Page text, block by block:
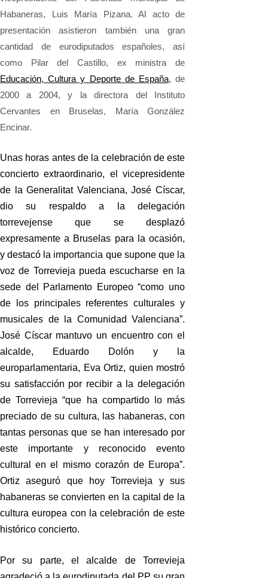
Habaneras, Luis María Pizana. Al acto de
presentación asistieron también una gran
cantidad de eurodiputados españoles, así
como Pilar del Castillo, ex ministra de
Educación, Cultura y Deporte de España, de
2000 a 2004, y la directora del Instituto
Cervantes en Bruselas, María González
Encinar.
Unas horas antes de la celebración de este
concierto extraordinario, el vicepresidente
de la Generalitat Valenciana, José Císcar,
dio su respaldo a la delegación
torrevejense que se desplazó
expresamente a Bruselas para la ocasión,
y destacó la importancia que supone que la
voz de Torrevieja pueda escucharse en la
sede del Parlamento Europeo “como uno
de los principales referentes culturales y
musicales de la Comunidad Valenciana”.
José Císcar mantuvo un encuentro con el
alcalde, Eduardo Dolón y la
europarlamentaria, Eva Ortiz, quien mostró
su satisfacción por recibir a la delegación
de Torrevieja “que ha compartido lo más
preciado de su cultura, las habaneras, con
tantas personas que se han interesado por
este importante y reconocido evento
cultural en el mismo corazón de Europa”.
Ortiz aseguró que hoy Torrevieja y sus
habaneras se convierten en la capital de la
cultura europea con la celebración de este
histórico concierto.
Por su parte, el alcalde de Torrevieja